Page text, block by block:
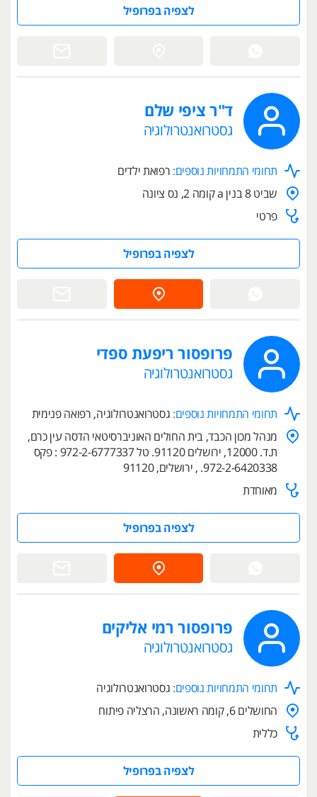
לצפיה בפרופיל
ד"ר ציפי שלם
גסטרואנטרולוגיה
תחומי התמחויות נוספים: רפואת ילדים
שביט 8 בנין a קומה 2, נס ציונה
פרטי
לצפיה בפרופיל
פרופסור ריפעת ספדי
גסטרואנטרולוגיה
תחומי התמחויות נוספים: גסטרואנטרולוגיה, רפואה פנימית
מנהל מכון הכבד, בית החולים האוניברסיטאי הדסה עין כרם,
ת.ד. 12000, ירושלים 91120. טל 972-2-6777337 : פקס
972-2-6420338. , ירושלים, 91120
מאוחדת
לצפיה בפרופיל
פרופסור רמי אליקים
גסטרואנטרולוגיה
תחומי התמחויות נוספים: גסטרואנטרולוגיה
החושלים 6, קומה ראשונה, הרצליה פיתוח
כללית
לצפיה בפרופיל